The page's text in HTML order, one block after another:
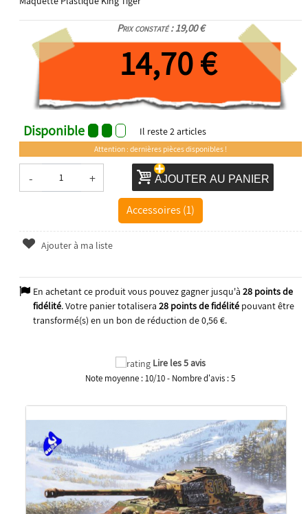
Prix constaté : 19,00 €
14,70 €
Disponible Il reste2articles
Attention : dernières pièces disponibles !
- + AJOUTER AU PANIER
Accessoires (1)
Ajouter à ma liste
En achetant ce produit vous pouvez gagner jusqu'à 28points de
fidélité. Votre panier totalisera 28points de fidélitépouvant être
transformé(s) en un bon de réduction de0,56 €.
Lire les 5 avis
Note moyenne :10/10- Nombre d'avis :5